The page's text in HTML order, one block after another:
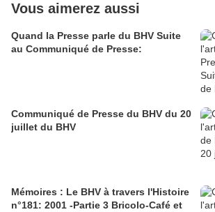
Vous aimerez aussi
Quand la Presse parle du BHV Suite
au Communiqué de Presse:
Communiqué de Presse du BHV du 20
juillet du BHV
Mémoires : Le BHV à travers l'Histoire
n°181: 2001 -Partie 3 Bricolo-Café et